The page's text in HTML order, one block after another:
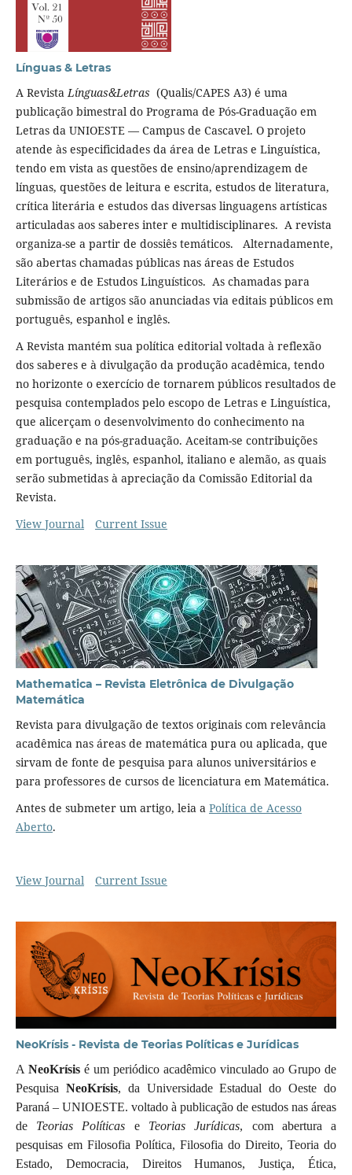
Línguas & Letras
A RevistaLínguas&Letras (Qualis/CAPES A3) é uma
publicação bimestral do Programa de Pós-Graduação em
Letras da UNIOESTE — Campus de Cascavel. O projeto
atende às especificidades da área de Letras e Linguística,
tendo em vista as questões de ensino/aprendizagem de
línguas, questões de leitura e escrita, estudos de literatura,
crítica literária e estudos das diversas linguagens artísticas
articuladas aos saberes inter e multidisciplinares. A revista
organiza-se a partir de dossiês temáticos. Alternadamente,
são abertas chamadas públicas nas áreas de Estudos
Literários e de Estudos Linguísticos. As chamadas para
submissão de artigos são anunciadas via editais públicos em
português, espanhol e inglês.
A Revista mantém sua política editorial voltada à reflexão
dos saberes e à divulgação da produção acadêmica, tendo
no horizonte o exercício de tornarem públicos resultados de
pesquisa contemplados pelo escopo de Letras e Linguística,
que alicerçam o desenvolvimento do conhecimento na
graduação e na pós-graduação. Aceitam-se contribuições
em português, inglês, espanhol, italiano e alemão, as quais
serão submetidas à apreciação da Comissão Editorial da
Revista.
View Journal
Current Issue
Mathematica – Revista Eletrônica de Divulgação
Matemática
Revista para divulgação de textos originais com relevância
acadêmica nas áreas de matemática pura ou aplicada, que
sirvam de fonte de pesquisa para alunos universitários e
para professores de cursos de licenciatura em Matemática.
Antes de submeter um artigo, leia a Política de Acesso
Aberto.
View Journal Current Issue
NeoKrísis - Revista de Teorias Políticas e Jurídicas
A NeoKrísisé um periódico acadêmico vinculado ao Grupo de
Pesquisa NeoKrísis, da Universidade Estadual do Oeste do
Paraná – UNIOESTE. voltado à publicação de estudos nas áreas
de Teorias Políticas e Teorias Jurídicas, com abertura a
pesquisas em Filosofia Política, Filosofia do Direito, Teoria do
Estado, Democracia, Direitos Humanos, Justiça, Ética,